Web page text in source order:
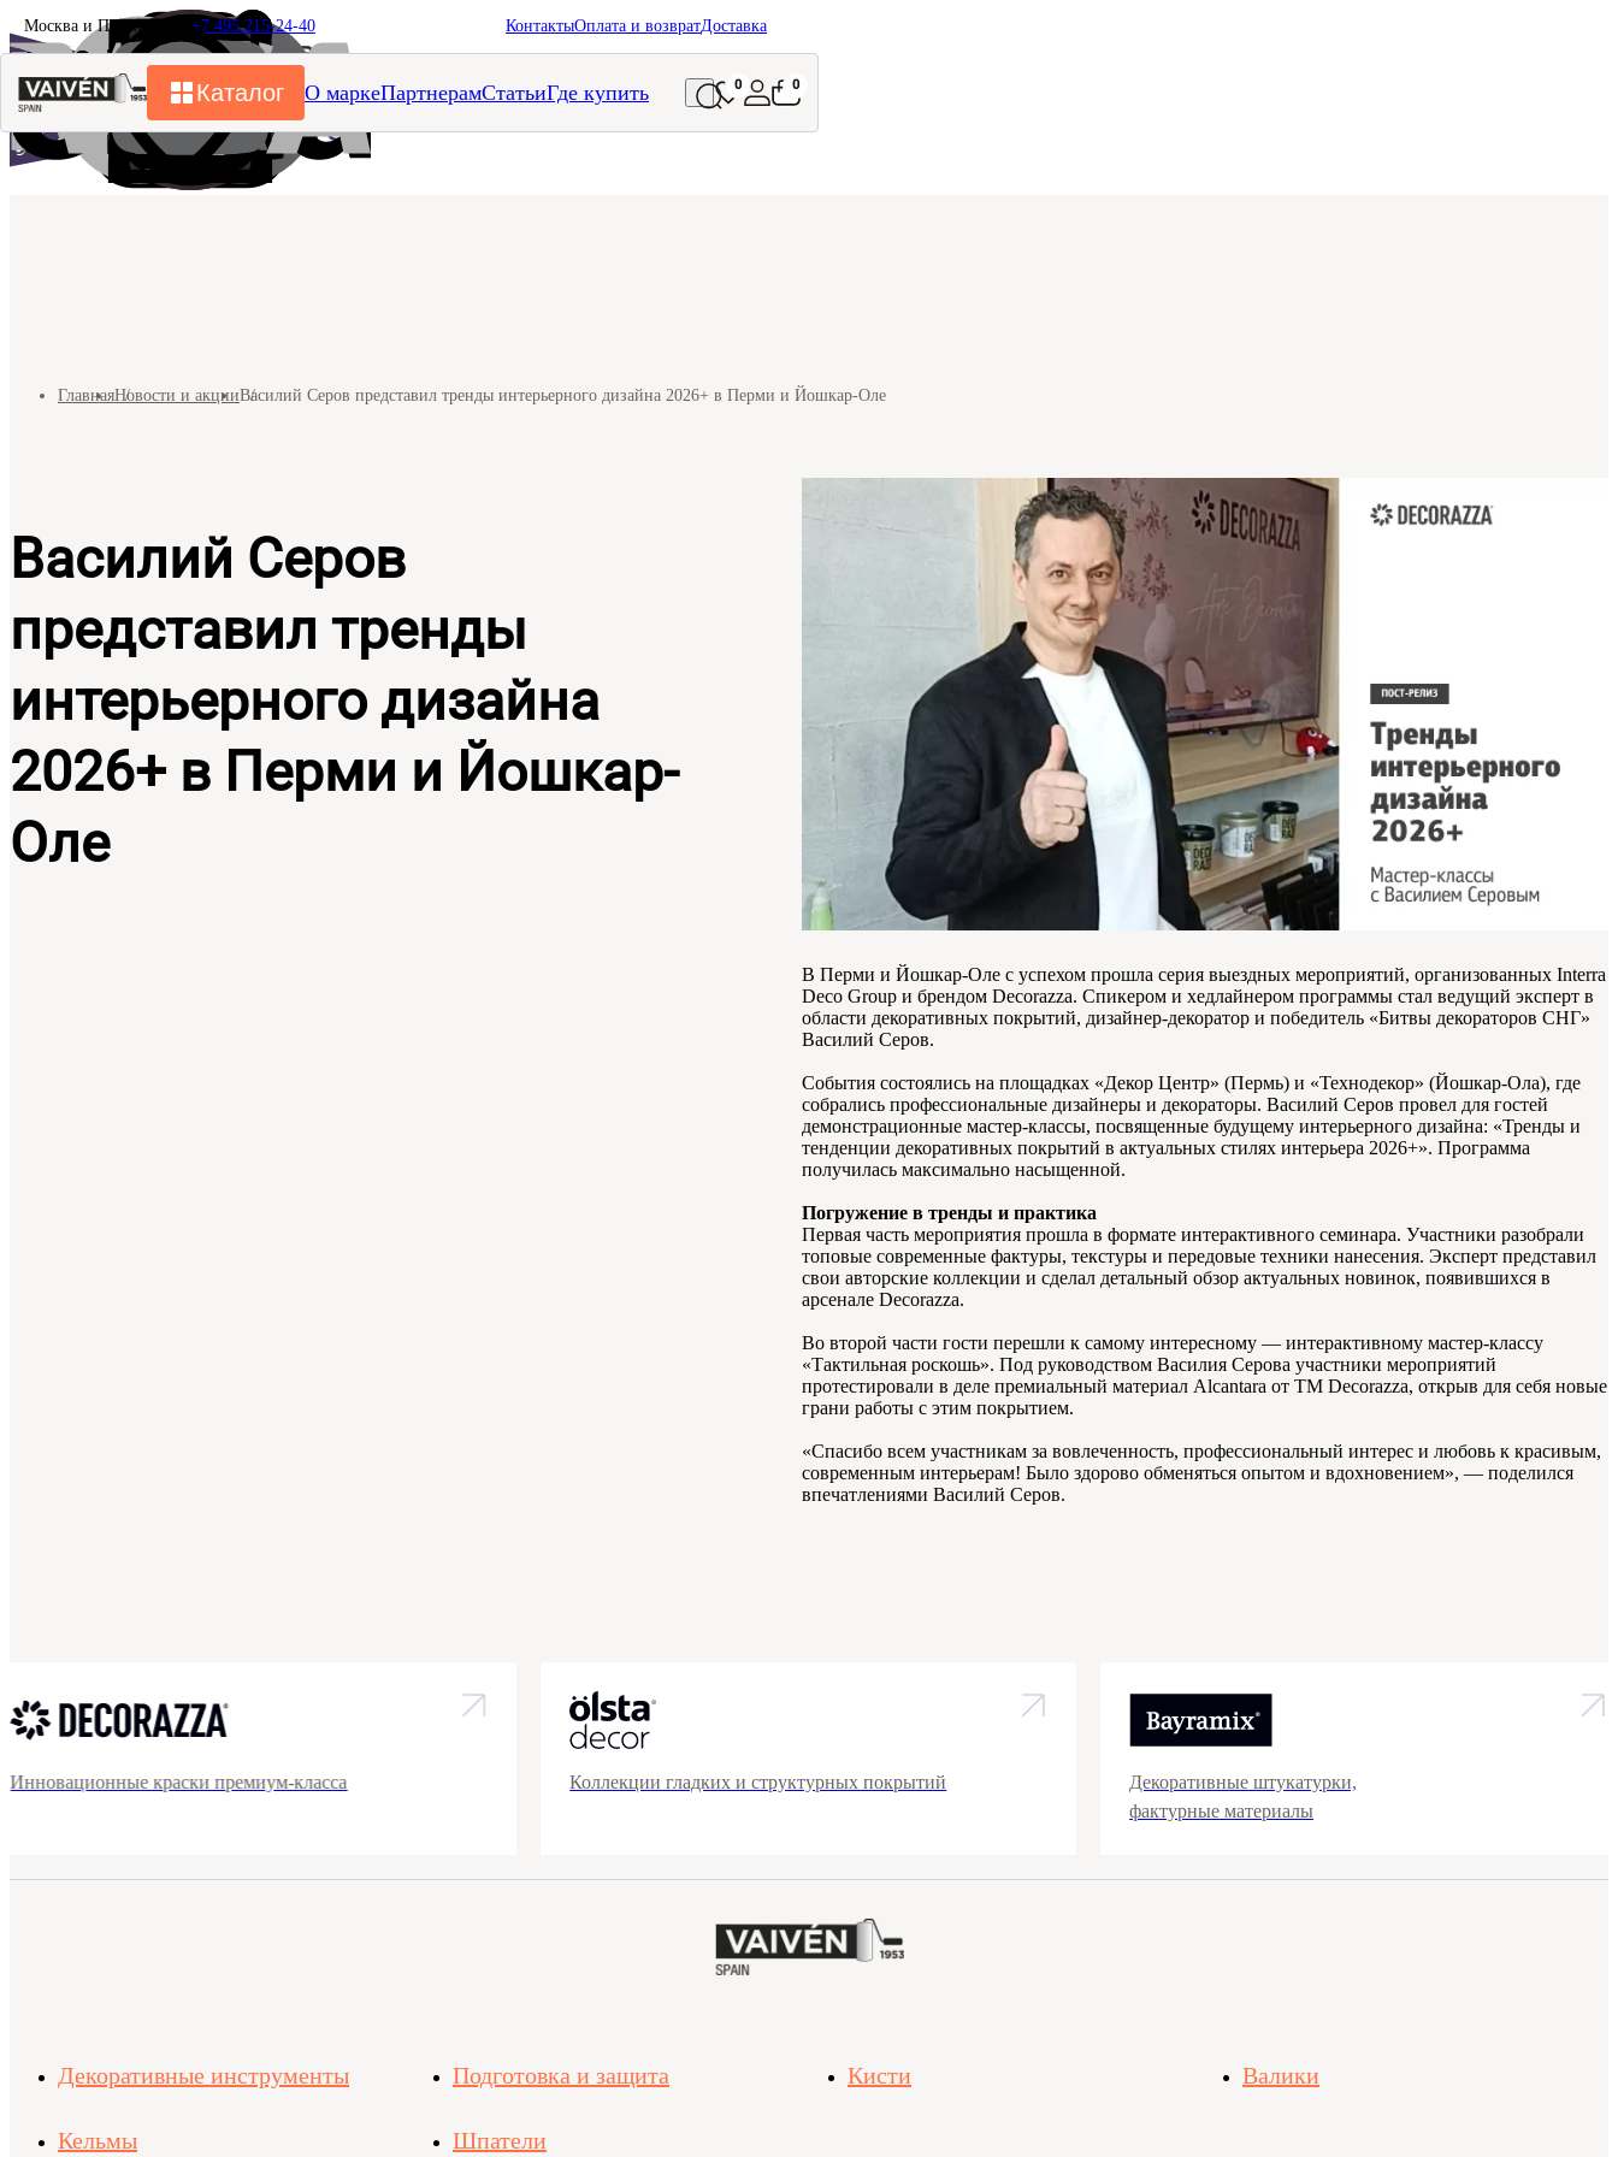
Москва и Подмосковье +7 495 215-24-40 КонтактыОплата и возвратДоставка
Каталог О маркеПартнерамСтатьиГде купить 0 0
ГлавнаяНовости и акцииВасилий Серов представил тренды интерьерного дизайна 2026+ в Перми и Йошкар-Оле
Василий Серов
представил тренды
интерьерного дизайна
2026+ в Перми и Йошкар-
Оле
В Перми и Йошкар-Оле с успехом прошла серия выездных мероприятий, организованных Interra
Deco Group и брендом Decorazza. Спикером и хедлайнером программы стал ведущий эксперт в
области декоративных покрытий, дизайнер-декоратор и победитель «Битвы декораторов СНГ»
Василий Серов.
События состоялись на площадках «Декор Центр» (Пермь) и «Технодекор» (Йошкар-Ола), где
собрались профессиональные дизайнеры и декораторы. Василий Серов провел для гостей
демонстрационные мастер-классы, посвященные будущему интерьерного дизайна: «Тренды и
тенденции декоративных покрытий в актуальных стилях интерьера 2026+». Программа
получилась максимально насыщенной.
Погружение в тренды и практика
Первая часть мероприятия прошла в формате интерактивного семинара. Участники разобрали
топовые современные фактуры, текстуры и передовые техники нанесения. Эксперт представил
свои авторские коллекции и сделал детальный обзор актуальных новинок, появившихся в
арсенале Decorazza.
Во второй части гости перешли к самому интересному — интерактивному мастер-классу
«Тактильная роскошь». Под руководством Василия Серова участники мероприятий
протестировали в деле премиальный материал Alcantara от TM Decorazza, открыв для себя новые
грани работы с этим покрытием.
«Спасибо всем участникам за вовлеченность, профессиональный интерес и любовь к красивым,
современным интерьерам! Было здорово обменяться опытом и вдохновением», — поделился
впечатлениями Василий Серов.
Инновационные краски премиум-класса Коллекции гладких и структурных покрытий
Декоративные штукатурки,
фактурные материалы
Декоративные инструменты Подготовка и защита Кисти Валики
Кельмы Шпатели